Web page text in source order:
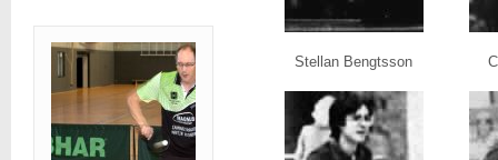
Stellan Bengtsson